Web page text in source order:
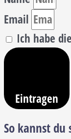
Email
Ich habe die
Eintragen
So kannst du